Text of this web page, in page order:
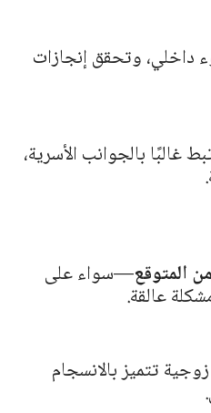
داخلي، وتحقق إنجازات
غالبًا بالجوانب الأسرية،
المتوقع—سواء على
عالقة.
تتميز بالانسجام